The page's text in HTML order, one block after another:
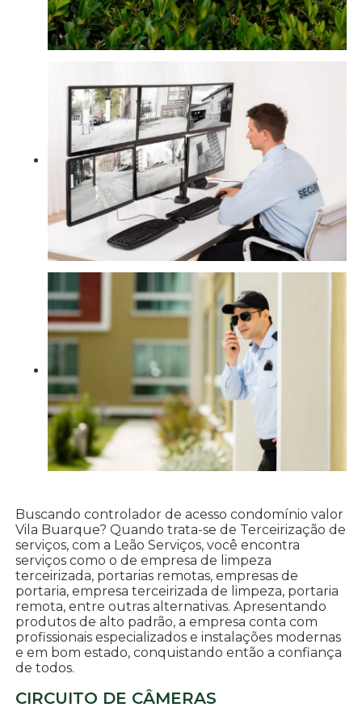
Buscando controlador de acesso condomínio valor
Vila Buarque? Quando trata-se de Terceirização de
serviços, com a Leão Serviços, você encontra
serviços como o de empresa de limpeza
terceirizada, portarias remotas, empresas de
portaria, empresa terceirizada de limpeza, portaria
remota, entre outras alternativas. Apresentando
produtos de alto padrão, a empresa conta com
profissionais especializados e instalações modernas
e em bom estado, conquistando então a confiança
de todos.
CIRCUITO DE CÂMERAS